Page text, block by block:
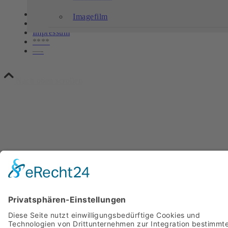
Imagefilm
Kontakt
Datenschutz
Impressum
****
—-